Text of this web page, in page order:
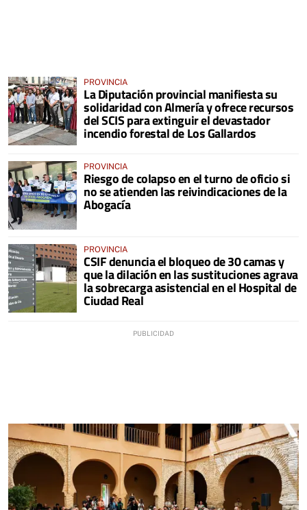
PROVINCIA
La Diputación provincial manifiesta su
solidaridad con Almería y ofrece recursos
del SCIS para extinguir el devastador
incendio forestal de Los Gallardos
PROVINCIA
Riesgo de colapso en el turno de oficio si
no se atienden las reivindicaciones de la
Abogacía
PROVINCIA
CSIF denuncia el bloqueo de 30 camas y
que la dilación en las sustituciones agrava
la sobrecarga asistencial en el Hospital de
Ciudad Real